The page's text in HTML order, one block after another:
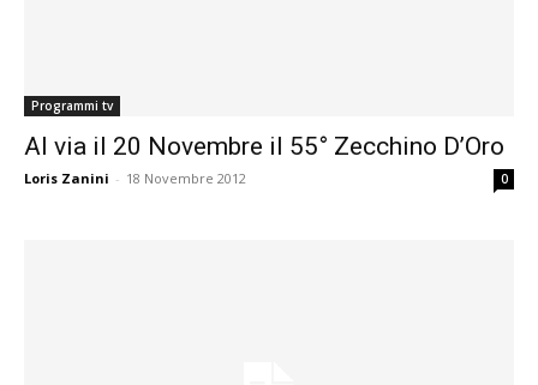
Programmi tv
Al via il 20 Novembre il 55° Zecchino D’Oro
Loris Zanini - 18 Novembre 2012 0